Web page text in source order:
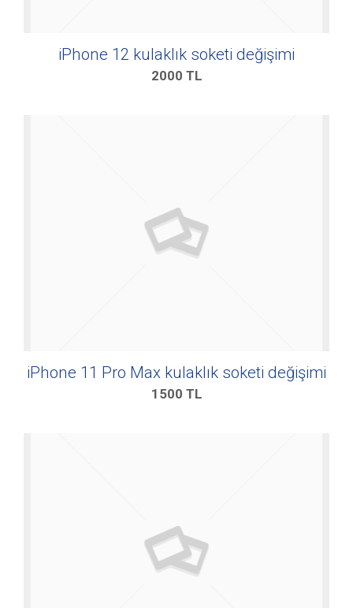
iPhone 12 kulaklık soketi değişimi
2000 TL
iPhone 11 Pro Max kulaklık soketi değişimi
1500 TL